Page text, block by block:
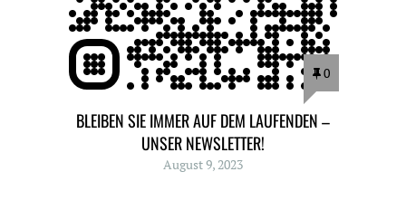
0
BLEIBEN SIE IMMER AUF DEM LAUFENDEN –
UNSER NEWSLETTER!
August 9, 2023